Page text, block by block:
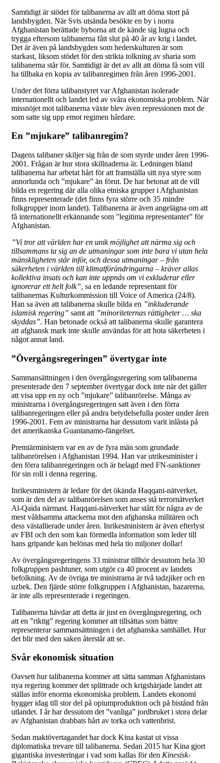
Samtidigt är stödet för talibanerna av allt att döma stort på
landsbygden. När Svts utsända besökte en by i norra
Afghanistan berättade byborna att de kände sig lugna och
trygga eftersom talibanerna fått slut på 40 år av krig i landet.
Det är även på landsbygden som hederskulturen är som
starkast, liksom stödet för den strikta tolkning av sharia som
talibanerna står för. Samtidigt är det av allt att döma få som vill
ha tillbaka en kopia av talibanregimen från åren 1996-2001.
Under det förra talibanstyret var Afghanistan isolerade
internationellt och landet led av svåra ekonomiska problem. När
missnöjet mot talibanerna växte blev även repressionen mot de
som satte sig upp emot regimen hårdare.
En ”mjukare” talibanregim?
Dagens talibaner skiljer sig från de som styrde under åren 1996-
2001. Frågan är hur stora skillnaderna är. Ledningen bland
talibanerna har arbetat hårt för att framställa sitt nya styre som
annorlunda och ”mjukare” än förut. De har betonat att de vill
bilda en regering där alla olika etniska grupper i Afghanistan
finns representerade (det finns fyra större och 35 mindre
folkgrupper inom landet). Talibanerna är även angelägna om att
få internationellt erkännande som ”legitima representanter” för
Afghanistan.
”Vi tror att världen har en unik möjlighet att närma sig och
tillsammans ta sig an de utmaningar som inte bara vi utan hela
mänskligheten står inför, och dessa utmaningar – från
säkerheten i världen till klimatförändringarna – kräver allas
kollektiva insats och kan inte uppnås om vi exkluderar eller
ignorerar ett helt folk”, sa en ledande representant för
talibanernas Kulturkommission till Voice of America (24/8).
Han sa även att talibanerna skulle bilda en ”inkluderande
islamisk regering” samt att ”minoriteternas rättigheter … ska
skyddas”. Han betonade också att talibanerna skulle garantera
att afghansk mark inte skulle användas för att hota säkerheten i
något annat land.
”Övergångsregeringen” övertygar inte
Sammansättningen i den övergångsregering som talibanerna
presenterade den 7 september övertygar dock inte när det gäller
att visa upp en ny och ”mjukare” talibanrörelse. Många av
ministrarna i övergångsregeringen satt även i den förra
talibanregeringen eller på andra betydelsefulla poster under åren
1996-2001. Fem av ministrarna har dessutom varit inlåsta på
det amerikanska Guantanamo-fängelset.
Premiärministern var en av de fyra män som grundade
talibanrörelsen i Afghanistan 1994. Han var utrikesminister i
den förra talibanregeringen och är belagd med FN-sanktioner
för sin roll i denna regering.
Inrikesministern är ledare för det ökända Haqqani-nätverket,
som är den del av talibanrörelsen som anses stå terrornätverket
Al-Qaida närmast. Haqqani-nätverket har stått för några av de
mest våldsamma attackerna mot den afghanska militären och
dess västallierade under åren. Inrikesministern är även efterlyst
av FBI och den som kan förmedla information som leder till
hans gripande kan belönas med hela tio miljoner dollar!
Av övergångsregeringens 33 ministrar tillhör dessutom hela 30
folkgruppen pashtuner, som utgör ca 40 procent av landets
befolkning. Av de övriga tre ministrarna är två tadzjiker och en
uzbek. Den fjärde större folkgruppen i Afghanistan, hazarerna,
är inte alls representerade i regeringen.
Talibanerna hävdar att detta är just en övergångsregering, och
att en ”riktig” regering kommer att tillsättas som bättre
representerar sammansättningen i det afghanska samhället. Hur
det blir med den saken återstår att se.
Svår ekonomisk situation
Oavsett hur talibanerna kommer att sätta samman Afghanistans
nya regering kommer det splittrade och krigshärjade landet att
ställas inför enorma ekonomiska problem. Landets ekonomi
bygger idag till stor del på opiumproduktion och på bistånd från
utlandet. I år har dessutom det ”vanliga” jordbruket i stora delar
av Afghanistan drabbats hårt av torka och vattenbrist.
Sedan maktövertagandet har dock Kina kastat ut vissa
diplomatiska trevare till talibanerna. Sedan 2015 har Kina gjort
gigantiska investeringar i vad som kallas för den Kinesisk-